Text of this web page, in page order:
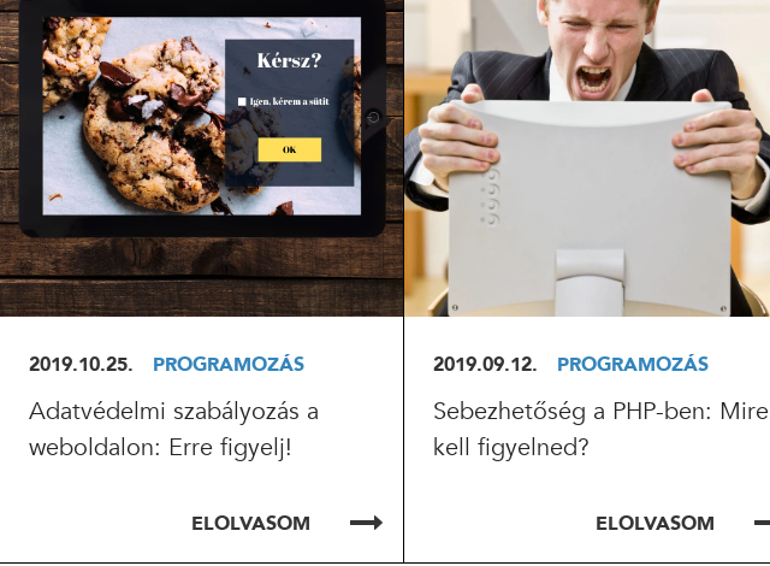
ELOLVASOM
2019.10.25. PROGRAMOZÁS
Adatvédelmi szabályozás a
weboldalon: Erre figyelj!
ELOLVASOM
ELOLVASOM
2019.09.12. PROGRAMOZÁS
Sebezhetőség a PHP-ben: Mire
kell figyelned?
ELOLVASOM